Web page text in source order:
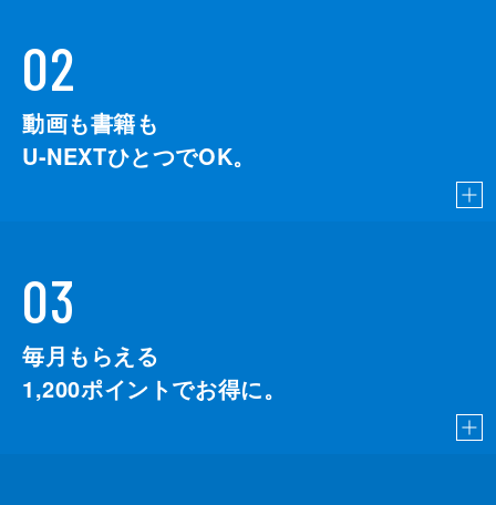
02
動画も書籍も
U-NEXTひとつでOK。
03
毎月もらえる
1,200ポイントでお得に。